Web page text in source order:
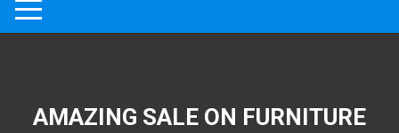
AMAZING SALE ON FURNITURE